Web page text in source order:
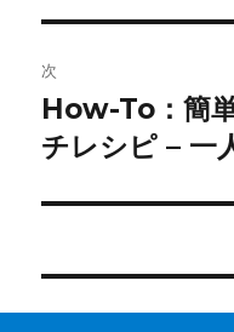
ゲ
ー
シ
次
次
の
稿:
How-To：簡
チレシピ – 一